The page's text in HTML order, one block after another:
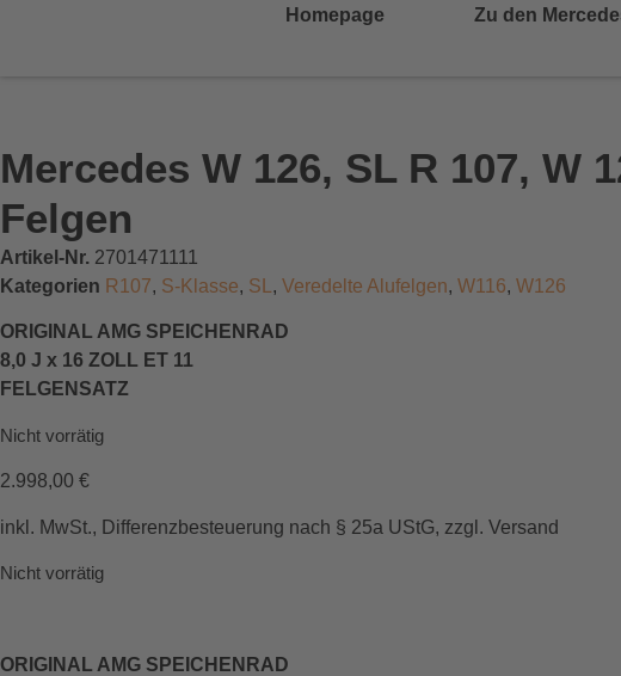
Homepage Zu den
Mercedes W 126, SL R 107, W
Felgen
Artikel-Nr. 2701471111
Kategorien R107, S-Klasse, SL , Veredelte Alufelgen, W116, W126
ORIGINAL AMG SPEICHENRAD
8,0 J x 16 ZOLL ET 11
FELGENSATZ
Nicht vorrätig
2.998,00 €
inkl. MwSt., Differenzbesteuerung nach § 25a UStG, zzgl. Versand
Nicht vorrätig
ORIGINAL AMG SPEICHENRAD